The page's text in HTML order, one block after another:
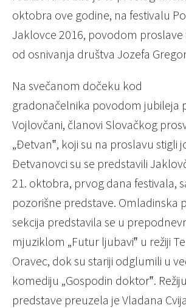
oktobra ove godine, na festivalu
Jaklovce 2016, povodom proslave
od osnivanja društva Jozefa
Na svečanom dočeku kod
gradonačelnika povodom jubileja
Vojlovčani, članovi Slovačkog
„Đetvan‟, koji su na proslavu stigli
Đetvanovci su se predstavili
21. oktobra, prvog dana festivala,
pozorišne predstave. Omladinska
sekcija predstavila se u
mjuziklom „Futur ljubavi‟ u režiji
Oravec, dok su stariji odglumili u
komediju „Gospodin doktor‟.
predstave preuzela je Vladana